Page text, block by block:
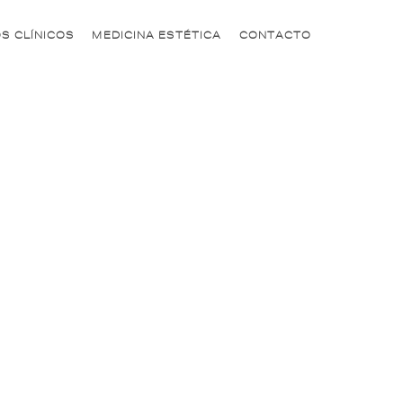
CLÍNICOS MEDICINA ESTÉTICA CONTACTO